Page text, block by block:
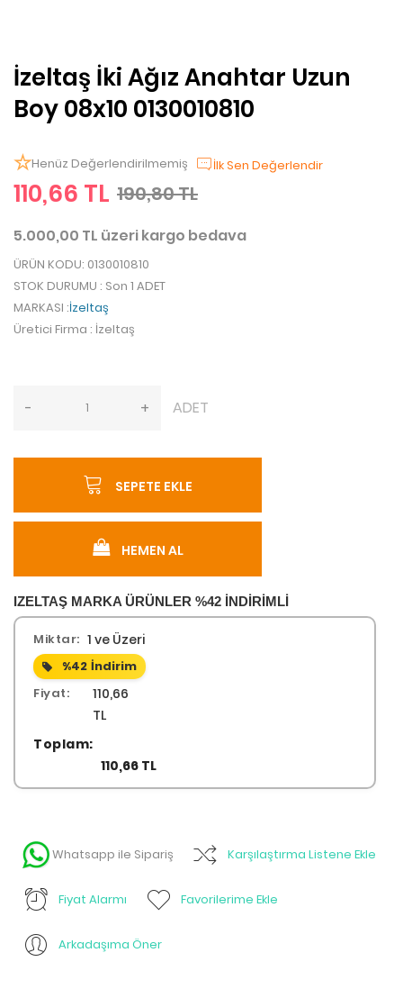
İzeltaş İki Ağız Anahtar Uzun
Boy 08x10 0130010810
Henüz Değerlendirilmemiş İlk Sen Değerlendir
110,66 TL 190,80 TL
5.000,00 TL üzeri kargo bedava
ÜRÜN KODU: 0130010810
STOK DURUMU : Son 1 ADET
MARKASI :İzeltaş
Üretici Firma : İzeltaş
- + ADET
SEPETE EKLE
HEMEN AL
IZELTAŞ MARKA ÜRÜNLER %42 İNDİRİMLİ
Miktar: 1 ve Üzeri
%42 İndirim
Fiyat:
110,66
TL
Toplam:
110,66 TL
Whatsapp ile Sipariş Karşılaştırma Listene Ekle
Fiyat Alarmı Favorilerime Ekle
Arkadaşıma Öner